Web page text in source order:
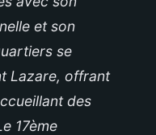
et son
se
Lazare, offrant
des
17ème